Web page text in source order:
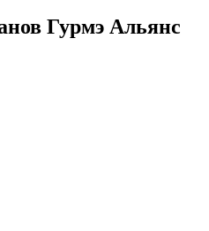
Гурмэ Альянс